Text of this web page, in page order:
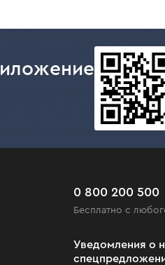
0 800 200 500
Бесплатно с
Уведомления о